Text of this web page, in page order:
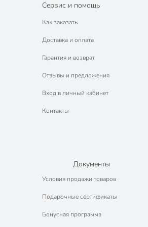
Сервис и помощь
Как заказать
Доставка и оплата
Гарантия и возврат
Отзывы и предложения
Вход в личный кабинет
Контакты
Документы
Условия продажи товаров
Подарочные сертификаты
Бонусная программа